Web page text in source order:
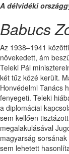
A délvidéki
Babucs
Az 1938–1941
növekedett, ám
Teleki Pál
két tűz közé került.
Honvédelmi Tanács
fenyegeti. Teleki
a diplomáciai
sem kellően
megalakulásával
magyarság
sem lehetett